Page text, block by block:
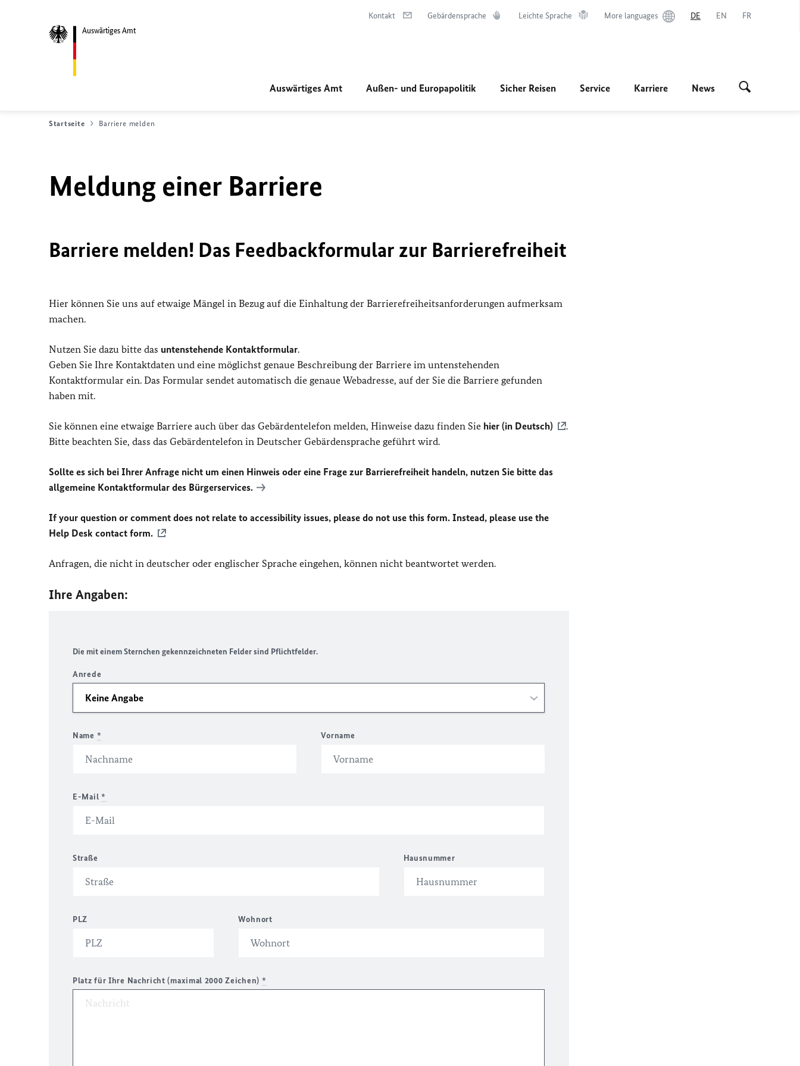
Auswärtiges Amt
Kontakt Gebärdensprache Leichte Sprache More languages DE EN FR
Auswärtiges Amt Außen- und Europapolitik Sicher Reisen Service Karriere News
Startseite Barriere melden
Meldung einer Barriere
Barriere melden! Das Feedbackformular zur Barrierefreiheit
Hier können Sie uns auf etwaige Mängel in Bezug auf die Einhaltung der Barrierefreiheitsanforderungen aufmerksam
machen.
Nutzen Sie dazu bitte das untenstehende Kontaktformular.
Geben Sie Ihre Kontaktdaten und eine möglichst genaue Beschreibung der Barriere im untenstehenden
Kontaktformular ein. Das Formular sendet automatisch die genaue Webadresse, auf der Sie die Barriere gefunden
haben mit.
Sie können eine etwaige Barriere auch über das Gebärdentelefon melden, Hinweise dazu finden Sie hier (in Deutsch)
.
Bitte beachten Sie, dass das Gebärdentelefon in Deutscher Gebärdensprache geführt wird.
Sollte es sich bei Ihrer Anfrage nicht um einen Hinweis oder eine Frage zur Barrierefreiheit handeln, nutzen Sie bitte das
allgemeine Kontaktformular des Bürgerservices.
If your question or comment does not relate to accessibility issues, please do not use this form. Instead, please use the
Help Desk contact form.
Anfragen, die nicht in deutscher oder englischer Sprache eingehen, können nicht beantwortet werden.
Ihre Angaben:
Die mit einem Sternchen gekennzeichneten Felder sind Pflichtfelder.
Anrede
Name * Vorname
E-Mail *
Straße Hausnummer
PLZ Wohnort
Platz für Ihre Nachricht (maximal 2000 Zeichen) *